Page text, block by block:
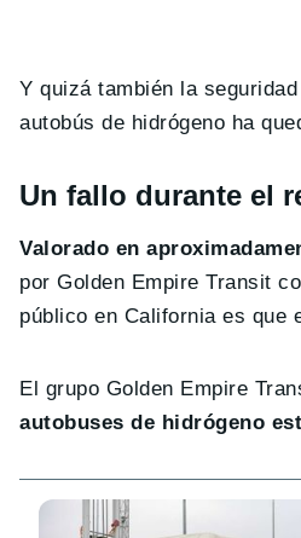
Y quizá también la
autobús de hidrógeno ha
Un fallo durante el
Valorado en
por Golden Empire Transit
público en California es que
El grupo Golden Empire
autobuses de hidrógeno